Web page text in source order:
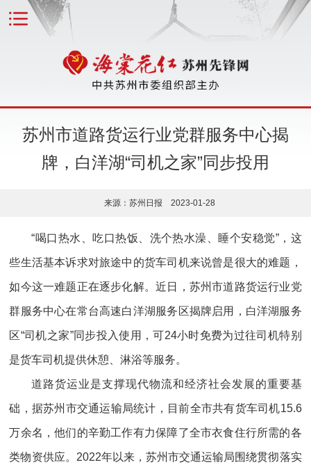
苏州市道路货运行业党群服务中心揭
牌，白洋湖“司机之家”同步投用
来源：苏州日报 2023-01-28
“喝口热水、吃口热饭、洗个热水澡、睡个安稳觉”，这
些生活基本诉求对旅途中的货车司机来说曾是很大的难题，
如今这一难题正在逐步化解。近日，苏州市道路货运行业党
群服务中心在常台高速白洋湖服务区揭牌启用，白洋湖服务
区“司机之家”同步投入使用，可24小时免费为过往司机特别
是货车司机提供休憩、淋浴等服务。
道路货运业是支撑现代物流和经济社会发展的重要基
础，据苏州市交通运输局统计，目前全市共有货车司机15.6
万余名，他们的辛勤工作有力保障了全市衣食住行所需的各
类物资供应。2022年以来，苏州市交通运输局围绕贯彻落实